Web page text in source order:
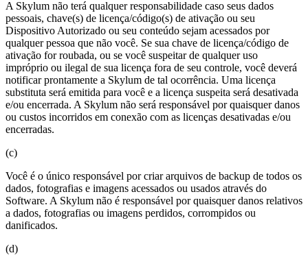
A Skylum não terá qualquer responsabilidade caso seus dados
pessoais, chave(s) de licença/código(s) de ativação ou seu
Dispositivo Autorizado ou seu conteúdo sejam acessados por
qualquer pessoa que não você. Se sua chave de licença/código de
ativação for roubada, ou se você suspeitar de qualquer uso
impróprio ou ilegal de sua licença fora de seu controle, você deverá
notificar prontamente a Skylum de tal ocorrência. Uma licença
substituta será emitida para você e a licença suspeita será desativada
e/ou encerrada. A Skylum não será responsável por quaisquer danos
ou custos incorridos em conexão com as licenças desativadas e/ou
encerradas.
(c)
Você é o único responsável por criar arquivos de backup de todos os
dados, fotografias e imagens acessados ou usados através do
Software. A Skylum não é responsável por quaisquer danos relativos
a dados, fotografias ou imagens perdidos, corrompidos ou
danificados.
(d)